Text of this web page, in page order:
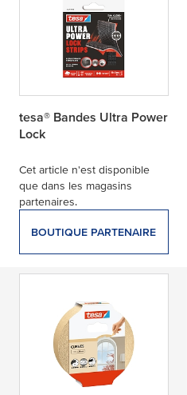
tesa® Bandes Ultra Power
Lock
Cet article n'est disponible
que dans les magasins
partenaires.
BOUTIQUE PARTENAIRE